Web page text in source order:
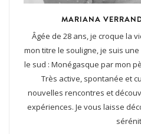
MARIANA
Âgée de 28 ans, je croque la
mon titre le souligne, je suis
le sud : Monégasque par mon
Très active, spontanée et
nouvelles rencontres et
expériences. Je vous laisse